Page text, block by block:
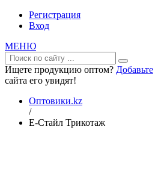
Регистрация
Вход
МЕНЮ
Ищете продукцию оптом? Добавьте
сайта его увидят!
Оптовики.kz
/
Е-Стайл Трикотаж